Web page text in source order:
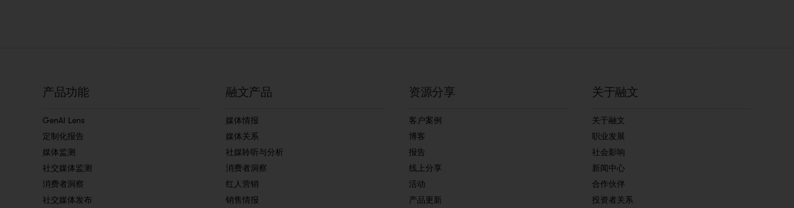
产品功能
GenAI Lens
定制化报告
媒体监测
社交媒体监测
消费者洞察
社交媒体发布
融文产品
媒体情报
媒体关系
社媒聆听与分析
消费者洞察
红人营销
销售情报
资源分享
客户案例
博客
报告
线上分享
活动
产品更新
关于融文
关于融文
职业发展
社会影响
新闻中心
合作伙伴
投资者关系